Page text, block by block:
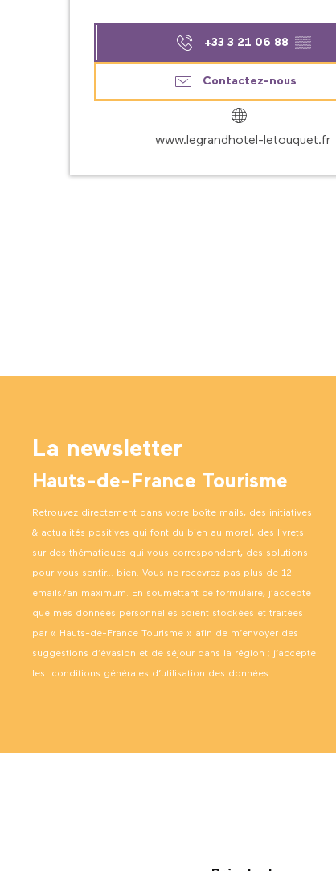
+33 3 21 06 88 ▒▒
Contactez-nous
www.legrandhotel-letouquet.fr
La newsletter
Hauts-de-France Tourisme
Retrouvez directement dans votre boîte mails, des initiatives
& actualités positives qui font du bien au moral, des livrets
sur des thématiques qui vous correspondent, des solutions
pour vous sentir… bien. Vous ne recevrez pas plus de 12
emails/an maximum. En soumettant ce formulaire, j’accepte
que mes données personnelles soient stockées et traitées
par « Hauts-de-France Tourisme » afin de m’envoyer des
suggestions d’évasion et de séjour dans la région ; j’accepte
les conditions générales d’utilisation des données.